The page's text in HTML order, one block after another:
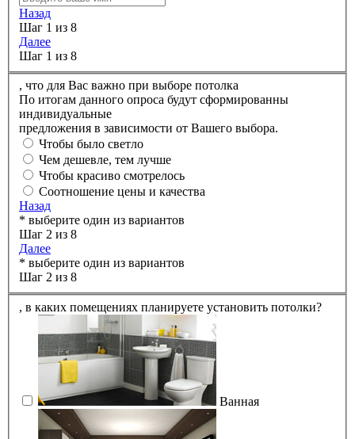
Назад
Шаг 1 из 8
Далее
Шаг 1 из 8
, что для Вас важно при выборе потолка
По итогам данного опроса будут сформированны
индивидуальные
предложения в зависимости от Вашего выбора.
Чтобы было светло
Чем дешевле, тем лучше
Чтобы красиво смотрелось
Соотношение цены и качества
Назад
* выберите один из вариантов
Шаг 2 из 8
Далее
* выберите один из вариантов
Шаг 2 из 8
, в каких помещениях планируете установить потолки?
Ванная